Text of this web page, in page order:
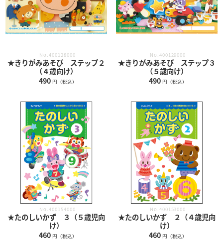
No.400128000
★きりがみあそび ステップ２
（４歳向け）
490 円（税込）
No.400129000
★きりがみあそび ステップ３
（５歳向け）
490 円（税込）
No.400154000
★たのしいかず ３（５歳児向
け）
460 円（税込）
No.400153000
★たのしいかず ２（４歳児向
け）
460 円（税込）